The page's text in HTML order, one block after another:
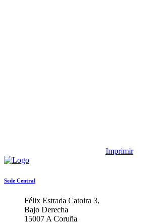
Imprimir
Sede Central
Félix Estrada Catoira 3,
Bajo Derecha
15007 A Coruña